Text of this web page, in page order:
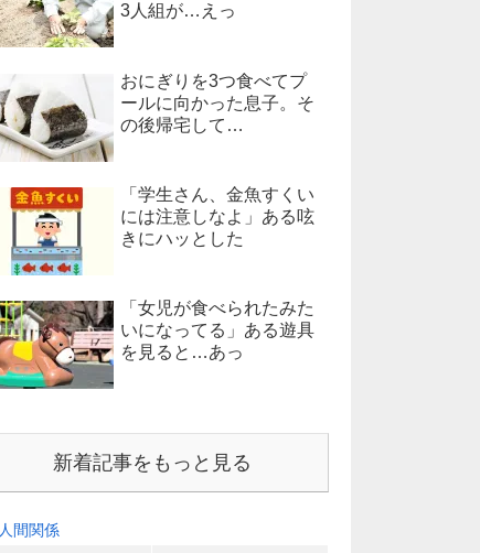
3人組が…えっ
おにぎりを3つ食べてプ
ールに向かった息子。そ
の後帰宅して…
「学生さん、金魚すくい
には注意しなよ」ある呟
きにハッとした
「女児が食べられたみた
いになってる」ある遊具
を見ると…あっ
新着記事をもっと見る
人間関係